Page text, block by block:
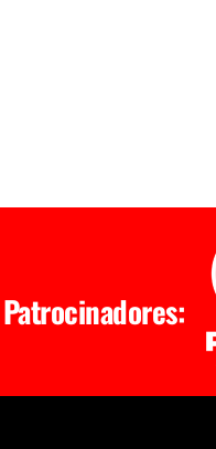
Patrocinadores: